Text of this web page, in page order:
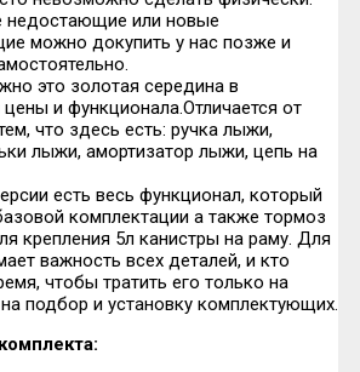
недостающие или новые
можно докупить у нас позже и
это золотая середина в
и функционала.Отличается от
что здесь есть: ручка лыжи,
лыжи, амортизатор лыжи, цепь на
есть весь функционал, который
комплектации а также тормоз
крепления 5л канистры на раму. Для
важность всех деталей, и кто
чтобы тратить его только на
подбор и установку комплектующих.